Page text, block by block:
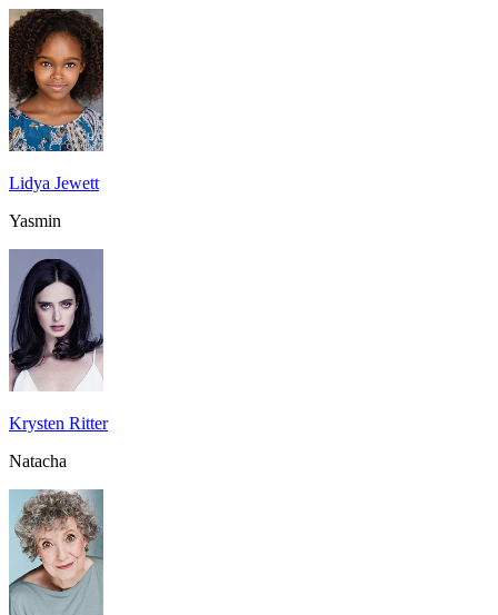
Lidya Jewett
Yasmin
Krysten Ritter
Natacha